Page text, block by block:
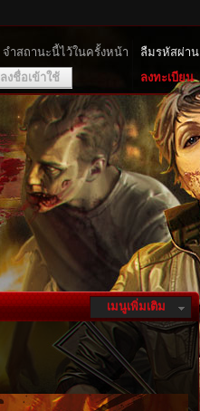
จำสถานะนี้ไว้ในครั้งหน้า
ลืมรหัสผ่าน
ลงชื่อเข้าใช้ ลงทะเบียน
เมนูเพิ่มเติม